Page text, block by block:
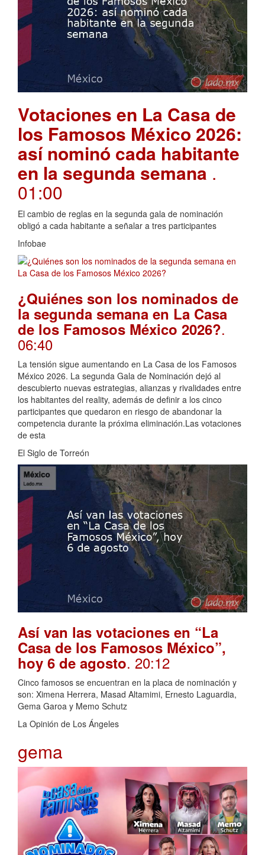
Votaciones en La Casa de
los Famosos México 2026:
así nominó cada habitante
en la segunda semana .
01:00
El cambio de reglas en la segunda gala de nominación
obligó a cada habitante a señalar a tres participantes
Infobae
¿Quiénes son los nominados de
la segunda semana en La Casa
de los Famosos México 2026?.
06:40
La tensión sigue aumentando en La Casa de los Famosos
México 2026. La segunda Gala de Nominación dejó al
descubierto nuevas estrategias, alianzas y rivalidades entre
los habitantes del reality, además de definir a los cinco
participantes que quedaron en riesgo de abandonar la
competencia durante la próxima eliminación.Las votaciones
de esta
El Siglo de Torreón
Así van las votaciones en “La
Casa de los Famosos México”,
hoy 6 de agosto. 20:12
Cinco famosos se encuentran en la placa de nominación y
son: Ximena Herrera, Masad Altamimi, Ernesto Laguardia,
Gema Garoa y Memo Schutz
La Opinión de Los Ángeles
gema